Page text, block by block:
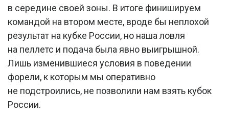
в середине своей зоны. В итоге финишируем
командой на втором месте, вроде бы неплохой
результат на кубке России, но наша ловля
на пеллетс и подача была явно выигрышной.
Лишь изменившиеся условия в поведении
форели, к которым мы оперативно
не подстроились, не позволили нам взять кубок
России.